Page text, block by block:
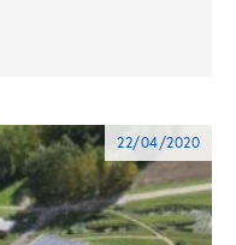
22/04/2020